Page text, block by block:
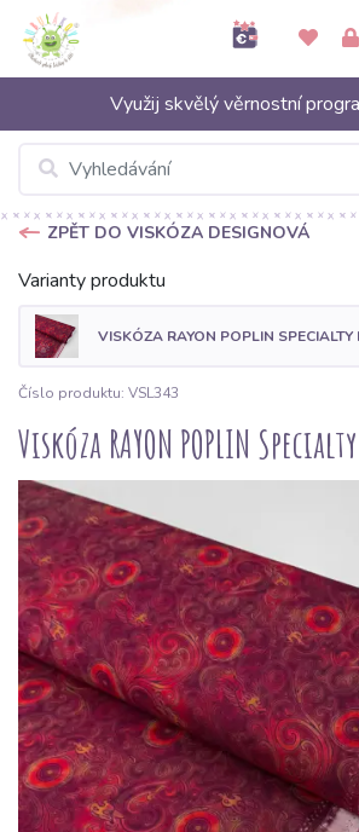
Využij skvělý věrnostní
ZPĚT DO VISKÓZA DESIGNOVÁ
Varianty produktu
VISKÓZA RAYON POPLIN SPECIALTY
Číslo produktu: VSL343
Viskóza RAYON POPLIN